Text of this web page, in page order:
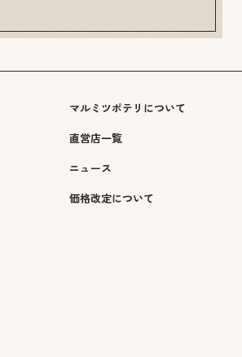
マルミツポテリについて
直営店一覧
ニュース
価格改定について